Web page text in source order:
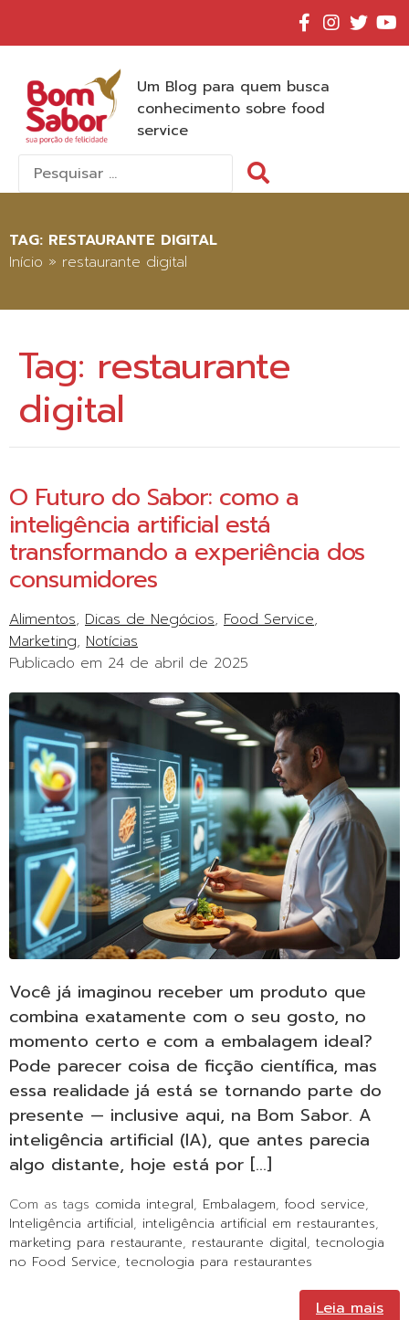
Um Blog para quem busca
conhecimento sobre food
service
Pesquisar
por:
TAG: RESTAURANTE DIGITAL
Início » restaurante digital
Tag: restaurante
digital
O Futuro do Sabor: como a
inteligência artificial está
transformando a experiência dos
consumidores
Alimentos Dicas de Negócios Food Service
Marketing Notícias
Publicado em 24 de abril de 2025
Você já imaginou receber um produto que
combina exatamente com o seu gosto, no
momento certo e com a embalagem ideal?
Pode parecer coisa de ficção científica, mas
essa realidade já está se tornando parte do
presente — inclusive aqui, na Bom Sabor. A
inteligência artificial (IA), que antes parecia
algo distante, hoje está por […]
Com as tags comida integral, Embalagem, food service,
Inteligência artificial, inteligência artificial em restaurantes,
marketing para restaurante, restaurante digital, tecnologia
no Food Service, tecnologia para restaurantes
Leia mais